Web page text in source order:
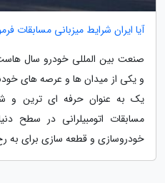
آیا ایران شرایط میزبانی مسابقات فرمول 1 را
صنعت بین المللی خودرو سال
و یکی از میدان ها و عرصه های
یک به عنوان حرفه ای ترین و
مسابقات اتومبیلرانی در سطح
خودروسازی و قطعه سازی برای